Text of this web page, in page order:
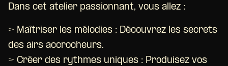
Dans cet atelier passionnant, vous allez :
> Maîtriser les mélodies : Découvrez les secrets
des airs accrocheurs.
> Créer des rythmes uniques : Produisez vos